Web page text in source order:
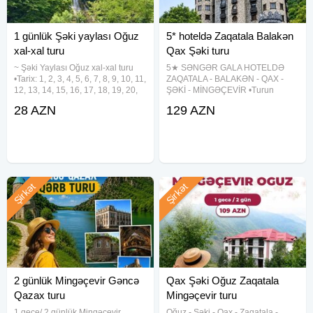
- Tur kollektiv əyləncə üçün nəzərdə tutulub.
- 5 yaşa qədər uşaqlar pulsuz (yer tutarsa: 25 azn)
✓Otaq tipləri:
2 nəfərlik
3 nəfərlik
4 nəfərlik
07:00 - Yola düşmə
20:00a qədər- Bakıya dönüş
1 günlük Şəki yaylası Oğuz
xal-xal turu
~ Şəki Yaylası Oğuz xal-xal turu
•Tarix: 1, 2, 3, 4, 5, 6, 7, 8, 9, 10, 11,
12, 13, 14, 15, 16, 17, 18, 19, 20,
30, 31 Avqust •Qiymət: - Ekonom
28 AZN
5* hoteldə Zaqatala Balakən
Qax Şəki turu
5★ SƏNGƏR GALA HOTELDƏ
ZAQATALA - BALAKƏN - QAX -
ŞƏKİ - MİNGƏÇEVİR •Turun
•Tarix: 5-6, 12-13, 19-20, 26-27
129 AZN
2 günlük Mingəçevir Gəncə
Qazax turu
Şirkət
Qax Şəki Oğuz Zaqatala
Mingəçevir turu
Şirkət